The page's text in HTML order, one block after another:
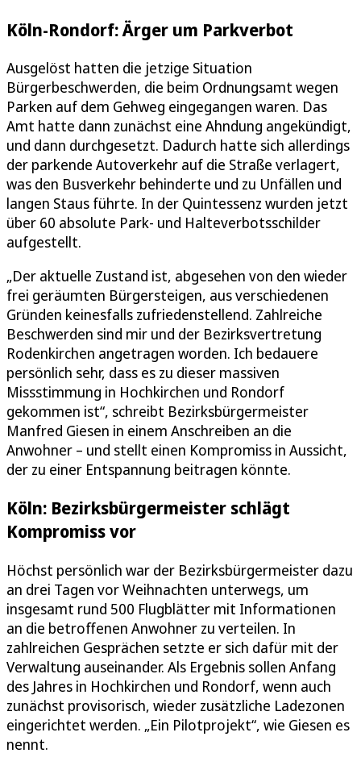
Köln-Rondorf: Ärger um Parkverbot
Ausgelöst hatten die jetzige Situation
Bürgerbeschwerden, die beim Ordnungsamt wegen
Parken auf dem Gehweg eingegangen waren. Das
Amt hatte dann zunächst eine Ahndung angekündigt,
und dann durchgesetzt. Dadurch hatte sich allerdings
der parkende Autoverkehr auf die Straße verlagert,
was den Busverkehr behinderte und zu Unfällen und
langen Staus führte. In der Quintessenz wurden jetzt
über 60 absolute Park- und Halteverbotsschilder
aufgestellt.
„Der aktuelle Zustand ist, abgesehen von den wieder
frei geräumten Bürgersteigen, aus verschiedenen
Gründen keinesfalls zufriedenstellend. Zahlreiche
Beschwerden sind mir und der Bezirksvertretung
Rodenkirchen angetragen worden. Ich bedauere
persönlich sehr, dass es zu dieser massiven
Missstimmung in Hochkirchen und Rondorf
gekommen ist“, schreibt Bezirksbürgermeister
Manfred Giesen in einem Anschreiben an die
Anwohner – und stellt einen Kompromiss in Aussicht,
der zu einer Entspannung beitragen könnte.
Köln: Bezirksbürgermeister schlägt
Kompromiss vor
Höchst persönlich war der Bezirksbürgermeister dazu
an drei Tagen vor Weihnachten unterwegs, um
insgesamt rund 500 Flugblätter mit Informationen
an die betroffenen Anwohner zu verteilen. In
zahlreichen Gesprächen setzte er sich dafür mit der
Verwaltung auseinander. Als Ergebnis sollen Anfang
des Jahres in Hochkirchen und Rondorf, wenn auch
zunächst provisorisch, wieder zusätzliche Ladezonen
eingerichtet werden. „Ein Pilotprojekt“, wie Giesen es
nennt.